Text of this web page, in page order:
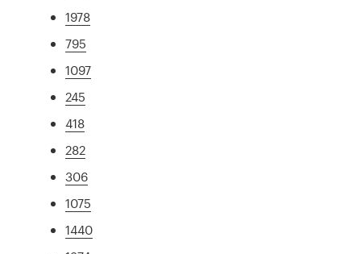
1978
795
1097
245
418
282
306
1075
1440